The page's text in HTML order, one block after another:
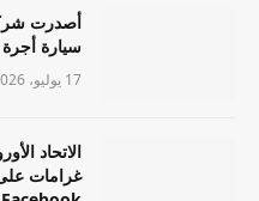
سيارة
17 يوليو، 2026
غرامات